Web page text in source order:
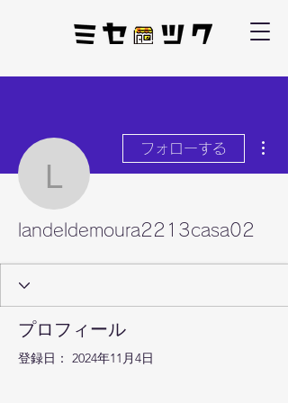
フォローする
landeldemoura2213casa02
プロフィール
登録日： 2024年11月4日